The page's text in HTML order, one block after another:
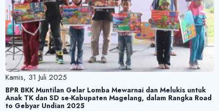
Kamis, 31 Juli 2025
BPR BKK Muntilan Gelar Lomba Mewarnai dan Melukis untuk
Anak TK dan SD se-Kabupaten Magelang, dalam Rangka Road
to Gebyar Undian 2025